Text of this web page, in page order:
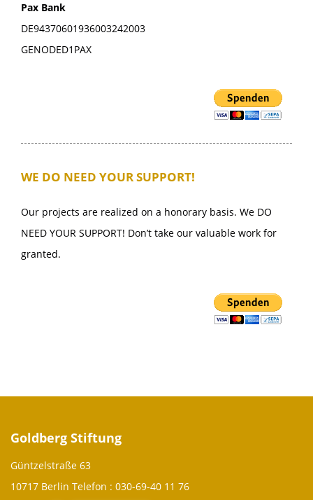
Pax Bank
DE94370601936003242003
GENODED1PAX
WE DO NEED YOUR SUPPORT!
Our projects are realized on a honorary basis. We DO
NEED YOUR SUPPORT! Don’t take our valuable work for
granted.
Goldberg Stiftung
Güntzelstraße 63
10717 Berlin Telefon : 030-69-40 11 76